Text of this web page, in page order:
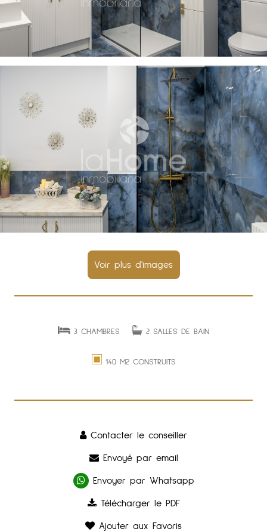
3 CHAMBRES 2 SALLES DE BAIN
140 M2 CONSTRUITS
Contacter le conseiller
Envoyé par email
Envoyer par Whatsapp
Télécharger le PDF
Ajouter aux Favoris